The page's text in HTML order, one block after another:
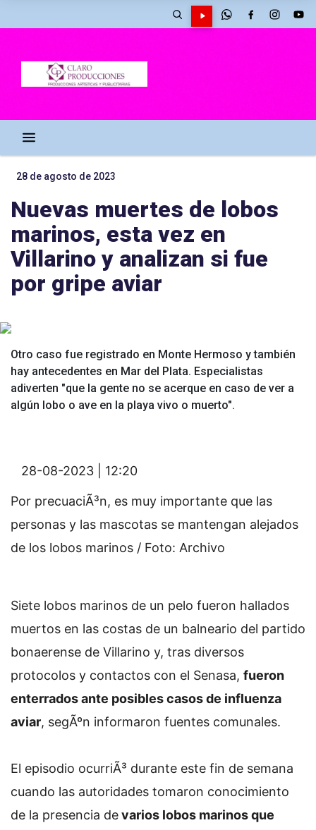
28 de agosto de 2023
Nuevas muertes de lobos
marinos, esta vez en
Villarino y analizan si fue
por gripe aviar
Otro caso fue registrado en Monte Hermoso y también
hay antecedentes en Mar del Plata. Especialistas
adiverten "que la gente no se acerque en caso de ver a
algún lobo o ave en la playa vivo o muerto".
28-08-2023 | 12:20
Por precuaciÃ³n, es muy importante que las
personas y las mascotas se mantengan alejados
de los lobos marinos / Foto: Archivo
Siete lobos marinos de un pelo fueron hallados
muertos en las costas de un balneario del partido
bonaerense de Villarino y, tras diversos
protocolos y contactos con el Senasa, fueron
enterrados ante posibles casos de influenza
aviar, segÃºn informaron fuentes comunales.
El episodio ocurriÃ³ durante este fin de semana
cuando las autoridades tomaron conocimiento
de la presencia devarios lobos marinos que